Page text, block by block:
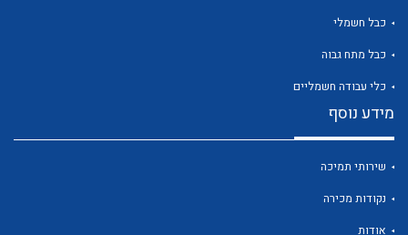
כבל חשמלי
כבל מתח גבוה
כלי עבודה חשמליים
מידע נוסף
שירותי תמיכה
נקודות מכירה
אודות